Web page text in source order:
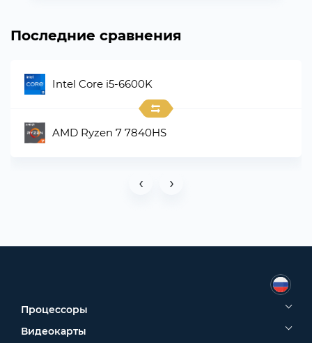
Последние сравнения
Intel Core i5-6600K
AMD Ryzen 7 7840HS
‹ ›
Процессоры
Видеокарты